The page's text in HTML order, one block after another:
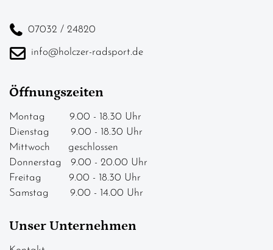
07032 / 24820
info@holczer-radsport.de
Öffnungszeiten
Montag 9.00 - 18.30 Uhr
Dienstag 9.00 - 18.30 Uhr
Mittwoch geschlossen
Donnerstag 9.00 - 20.00 Uhr
Freitag 9.00 - 18.30 Uhr
Samstag 9.00 - 14.00 Uhr
Unser Unternehmen